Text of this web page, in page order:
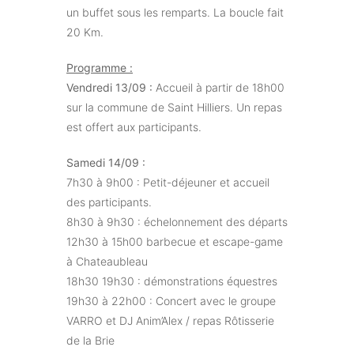
un buffet sous les remparts. La boucle fait
20 Km.
Programme :
Vendredi 13/09 : Accueil à partir de 18h00
sur la commune de Saint Hilliers. Un repas
est offert aux participants.
Samedi 14/09 :
7h30 à 9h00 : Petit-déjeuner et accueil
des participants.
8h30 à 9h30 : échelonnement des départs
12h30 à 15h00 barbecue et escape-game
à Chateaubleau
18h30 19h30 : démonstrations équestres
19h30 à 22h00 : Concert avec le groupe
VARRO et DJ Anim’Alex / repas Rôtisserie
de la Brie